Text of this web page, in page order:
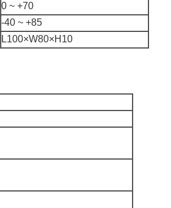
0 ~ +70
-40 ~ +85
L100×W80×H10